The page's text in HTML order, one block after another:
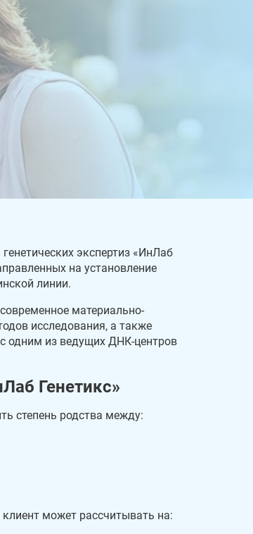
экспертиз «ИнЛаб
на установление
линии.
материально-
исследования, а также
одним из ведущих ДНК-центров
Генетикс»
степень родства между:
может рассчитывать на: